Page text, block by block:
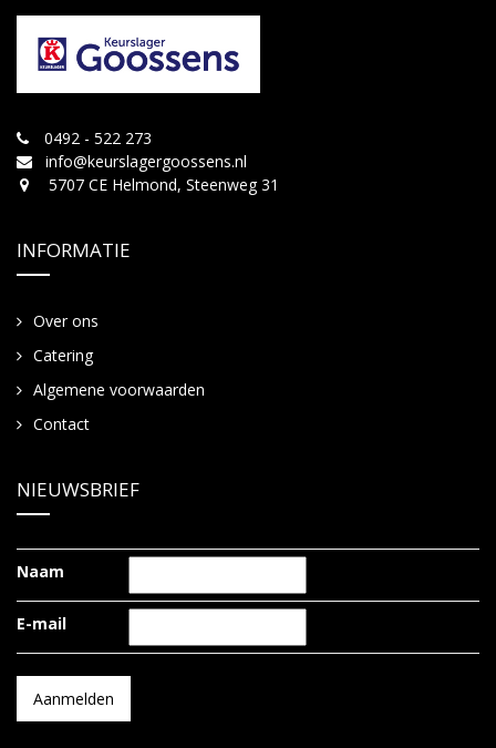
0492 - 522 273
info@keurslagergoossens.nl
5707 CE Helmond, Steenweg 31
INFORMATIE
Over ons
Catering
Algemene voorwaarden
Contact
NIEUWSBRIEF
Naam
E-mail